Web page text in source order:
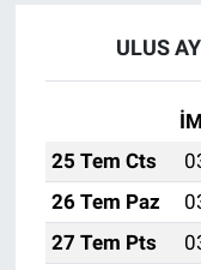
ULUS
25 Tem Cts
26 Tem Paz
27 Tem Pts